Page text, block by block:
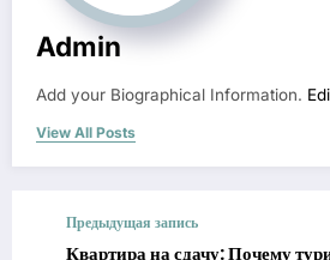
Admin
Add your Biographical Information.
View All Posts
Предыдущая запись
Квартира на сдачу: Почему